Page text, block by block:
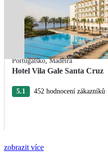
Portugalsko,Madeira
Hotel Vila Gale Santa Cruz
5.1 452 hodnocení zákazníků
zobrazit více